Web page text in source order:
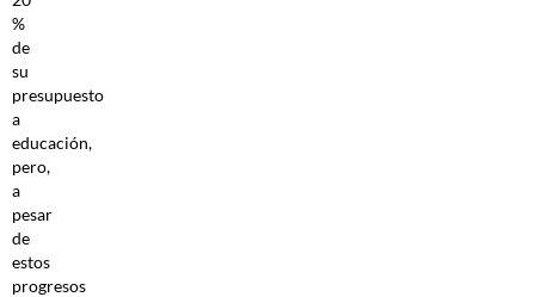
%
de
su
presupuesto
a
educación,
pero,
a
pesar
de
estos
progresos